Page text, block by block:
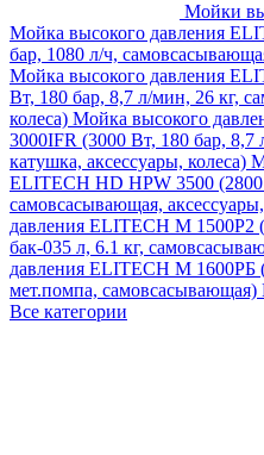
Мойки
Мойка высокого давления
бар, 1080 л/ч,
Мойка высокого давления
Вт, 180 бар, 8,7 л/мин, 26 кг,
колеса) Мойка высокого
3000IFR (3000 Вт, 180 бар,
катушка, аксессуары, колеса)
ELITECH HD HPW 3500 (2800
самовсасывающая,
давления ELITECH M 1500P2
бак-035 л, 6.1 кг,
давления ELITECH М 1600РБ
мет.помпа, самовсасывающая)
Все категории